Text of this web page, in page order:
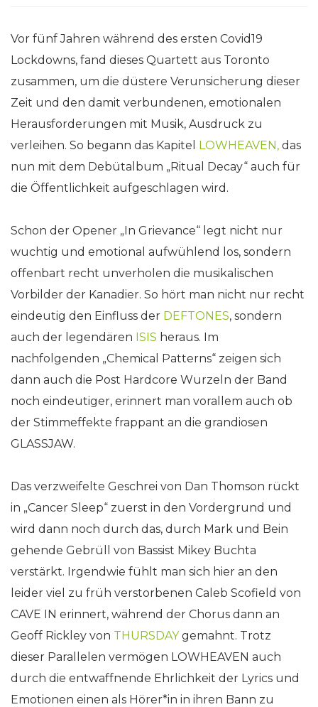
Vor fünf Jahren während des ersten Covid19
Lockdowns, fand dieses Quartett aus Toronto
zusammen, um die düstere Verunsicherung dieser
Zeit und den damit verbundenen, emotionalen
Herausforderungen mit Musik, Ausdruck zu
verleihen. So begann das Kapitel LOWHEAVEN, das
nun mit dem Debütalbum „Ritual Decay“ auch für
die Öffentlichkeit aufgeschlagen wird.
Schon der Opener „In Grievance“ legt nicht nur
wuchtig und emotional aufwühlend los, sondern
offenbart recht unverholen die musikalischen
Vorbilder der Kanadier. So hört man nicht nur recht
eindeutig den Einfluss der DEFTONES, sondern
auch der legendären ISIS heraus. Im
nachfolgenden „Chemical Patterns“ zeigen sich
dann auch die Post Hardcore Wurzeln der Band
noch eindeutiger, erinnert man vorallem auch ob
der Stimmeffekte frappant an die grandiosen
GLASSJAW.
Das verzweifelte Geschrei von Dan Thomson rückt
in „Cancer Sleep“ zuerst in den Vordergrund und
wird dann noch durch das, durch Mark und Bein
gehende Gebrüll von Bassist Mikey Buchta
verstärkt. Irgendwie fühlt man sich hier an den
leider viel zu früh verstorbenen Caleb Scofield von
CAVE IN erinnert, während der Chorus dann an
Geoff Rickley von THURSDAY gemahnt. Trotz
dieser Parallelen vermögen LOWHEAVEN auch
durch die entwaffnende Ehrlichkeit der Lyrics und
Emotionen einen als Hörer*in in ihren Bann zu